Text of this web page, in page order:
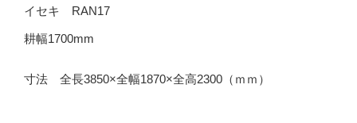
イセキ RAN17
耕幅1700mm
寸法 全長3850×全幅1870×全高2300（ｍｍ）